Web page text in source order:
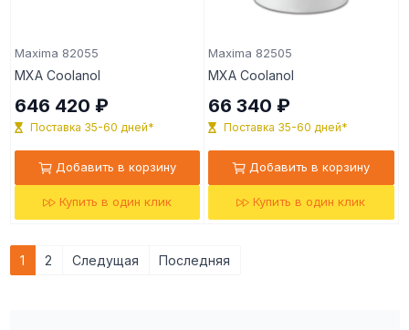
Maxima 82055
MXA Coolanol
646 420 ₽
Поставка 35-60 дней*
Добавить в корзину
Купить в один клик
Maxima 82505
MXA Coolanol
66 340 ₽
Поставка 35-60 дней*
Добавить в корзину
Купить в один клик
1 2 Следущая Последняя